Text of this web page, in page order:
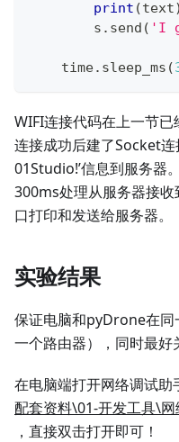
print (text)
        s
. send ( 'I
    time
. sleep_ms (
WIFI连接代码在上一节
连接成功后建了Socket
01Studio!’信息到服务器
300ms处理从服务器接
口打印和发送给服务器。
实验结果
保证电脑和pyDrone在同
一个路由器），同时最好
在电脑端打开网络调试
配套资料\01-开发工具\
，直接双击打开即可！